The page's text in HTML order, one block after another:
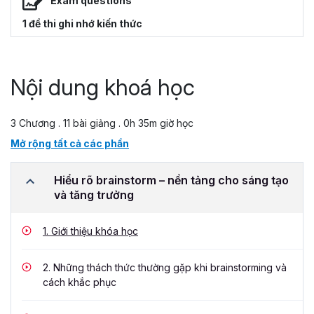
1 đề thi ghi nhớ kiến thức
Nội dung khoá học
3 Chương . 11 bài giảng . 0h 35m giờ học
Mở rộng tất cả các phần
Hiểu rõ brainstorm – nền tảng cho sáng tạo
và tăng trưởng
1. Giới thiệu khóa học
2. Những thách thức thường gặp khi brainstorming và
cách khắc phục